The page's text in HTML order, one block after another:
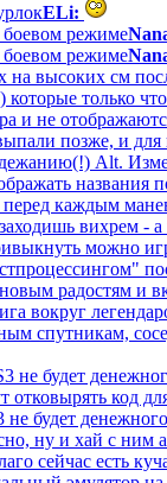
ELi:
боевом режиме
боевом режиме
высоких см
которые только
и не
позже, и
Alt.
перед каждым
вихрем - а
можно
радостям и
вокруг
спутникам,
не будет
отковырять код
не будет
ну и хай с ним
сейчас есть